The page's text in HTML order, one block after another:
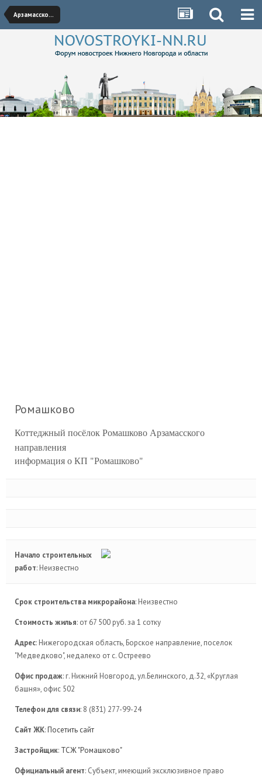
Арзамасское направление
Ромашково
Коттеджный посёлок Ромашково Арзамасского
направления
информация о КП "Ромашково"
Начало строительных
работ: Неизвестно
Срок строительства микрорайона: Неизвестно
Стоимость жилья: от 67 500 руб. за 1 сотку
Адрес: Нижегородская область, Борское направление, поселок
"Медведково", недалеко от с. Остреево
Офис продаж: г. Нижний Новгород, ул.Белинского, д.32, «Круглая
башня», офис 502
Телефон для связи: 8 (831) 277-99-24
Сайт ЖК:Посетить сайт
Застройщик: ТСЖ "Ромашково"
Официальный агент: Субъект, имеющий эксклюзивное право